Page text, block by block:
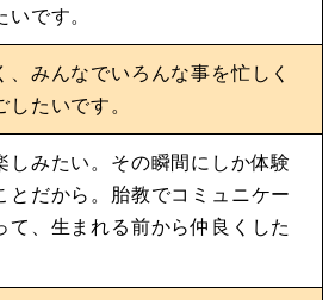
です。
、みんなでいろんな事を忙しく
たいです。
しみたい。その瞬間にしか体験
とだから。胎教でコミュニケー
て、生まれる前から仲良くした